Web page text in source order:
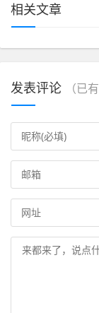
相关文章
发表评论 （已有